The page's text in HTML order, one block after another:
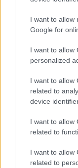
I want to allow
Google for
I want to allow
personalized
I want to allow
related to
device
I want to allow
related to
I want to allow
related to
„Ha innen
ha onnan,
Gryllus
soostamas•2024.
Gryllus Ábris